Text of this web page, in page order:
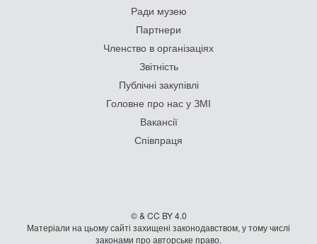
Ради музею
Партнери
Членство в організаціях
Звітність
Публічні закупівлі
Головне про нас у ЗМІ
Вакансії
Співпраця
© & CC BY 4.0
Матеріали на цьому сайті захищені законодавством, у тому числі
законами про авторське право.